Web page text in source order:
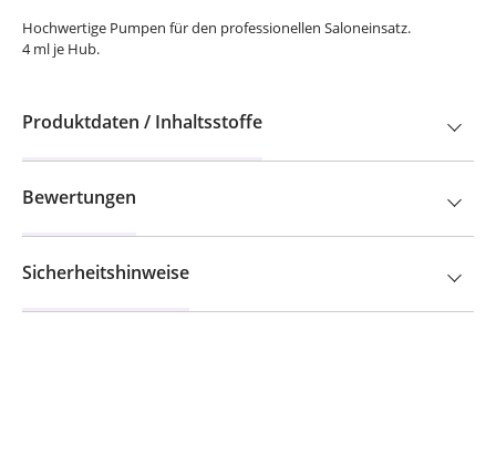
Hochwertige Pumpen für den professionellen Saloneinsatz.
4 ml je Hub.
Produktdaten / Inhaltsstoffe
Bewertungen
Sicherheitshinweise